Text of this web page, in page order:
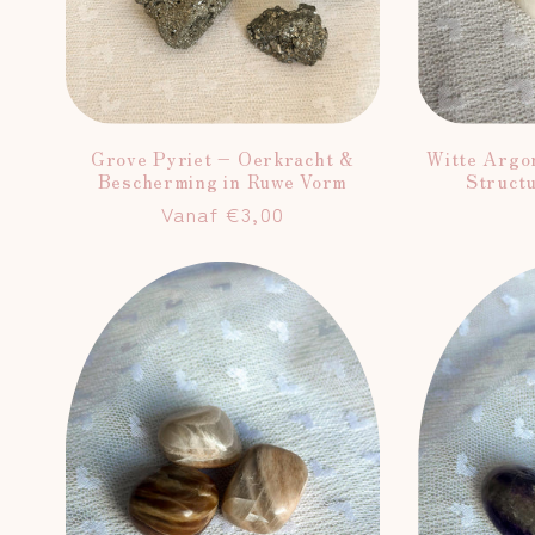
Grove Pyriet – Oerkracht &
Bescherming in Ruwe Vorm
Normale
Vanaf €3,00
Witte